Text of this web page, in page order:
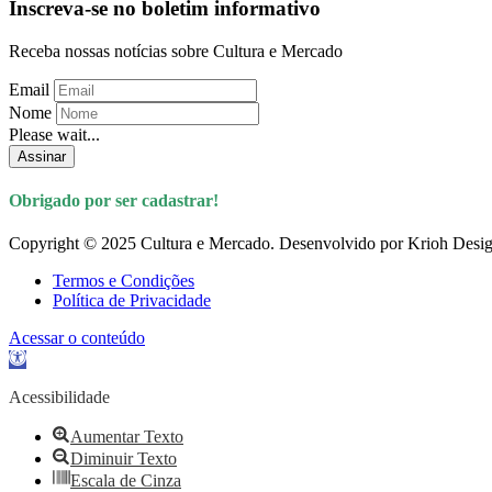
Inscreva-se no boletim informativo
Receba nossas notícias sobre Cultura e Mercado
Email
Nome
Please wait...
Assinar
Obrigado por ser cadastrar!
Copyright © 2025 Cultura e Mercado. Desenvolvido por Krioh
Termos e Condições
Política de Privacidade
Acessar o conteúdo
Abrir
barra
ferramentas
Acessibilidade
Aumentar Texto
Diminuir Texto
Escala de Cinza